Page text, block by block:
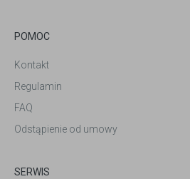
POMOC
Kontakt
Regulamin
FAQ
Odstąpienie od umowy
SERWIS